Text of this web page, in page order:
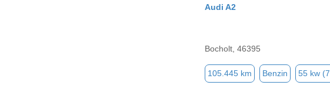
Audi A2
Bocholt, 46395
105.445 km Benzin 55 kw